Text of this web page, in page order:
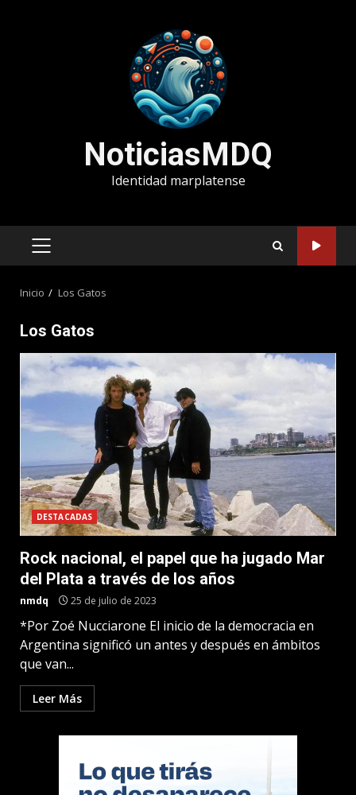
NoticiasMDQ
Identidad marplatense
MENÚ
Inicio Los Gatos
Los Gatos
DESTACADAS
Rock nacional, el papel que ha jugado Mar
del Plata a través de los años
nmdq 25 de julio de 2023
*Por Zoé Nucciarone El inicio de la democracia en
Argentina significó un antes y después en ámbitos
que van...
Leer Más